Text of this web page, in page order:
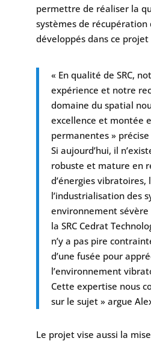
permettre de réaliser la
systèmes de récupération
développés dans ce
« En qualité de SRC,
expérience et notre
domaine du spatial
excellence et montée
permanentes »
Si aujourd’hui, il
robuste et mature en
d’énergies
l’industrialisation des
environnement sévère
la SRC Cedrat
n’y a pas pire
d’une fusée pour
l’environnement
Cette expertise nous
sur le sujet » argue
Le projet vise aussi la